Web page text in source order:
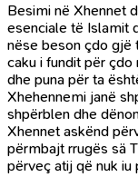
Besimi në Xhennet
esenciale të Islamit
nëse beson çdo gjë
caku i fundit për çdo
dhe puna për ta
Xhehennemi janë
shpërblen dhe
Xhennet askënd
përmbajt rrugës sä
përveç atij që nuk iu